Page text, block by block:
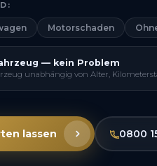
Motorschaden
— kein Problem
unabhängig von Alter,
lassen 0800